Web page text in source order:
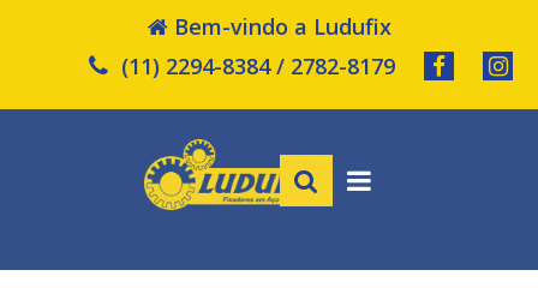
Bem-vindo a Ludufix
(11) 2294-8384 / 2782-8179